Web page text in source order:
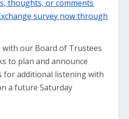
thoughts, or comments
survey now through
with our Board of Trustees
to plan and announce
for additional listening with
a future Saturday